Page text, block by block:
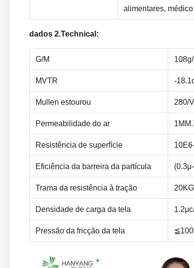
alimentares,
dados 2.Technical:
G/M
MVTR -
Mullen estourou 280/V
Permeabilidade do ar
Resistência de superfície
Eficiência da barreira da partícula
Trama da resistência à tração 20KG
Densidade de carga da tela
Pressão da fricção da tela